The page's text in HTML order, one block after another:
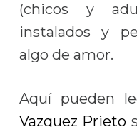
(chicos y
instalados y
algo de amor.
Aquí pueden
Vazquez Prieto